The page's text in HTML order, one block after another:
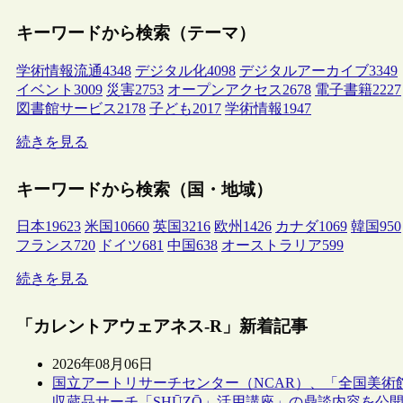
キーワードから検索（テーマ）
学術情報流通4348 デジタル化4098 デジタルアーカイブ3349
イベント 3009 災害2753 オープンアクセス2678 電子書籍2227
図書館サービス2178 子ども2017 学術情報1947
続きを見る
キーワードから検索（国・地域）
日本19623 米国 10660 英国3216 欧州 1426 カナダ1069 韓国950
フランス720 ドイツ681 中国638 オーストラリア599
続きを見る
「カレントアウェアネス-R」新着記事
2026年08月06日
国立アートリサーチセンター（NCAR）、「全国美術